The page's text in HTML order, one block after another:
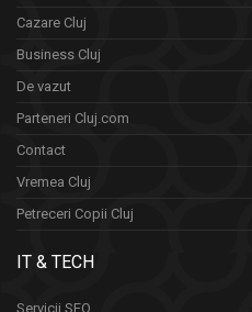
Cazare Cluj
Business Cluj
De vazut
Parteneri Cluj.com
Contact
Vremea Cluj
Petreceri Copii Cluj
IT & TECH
Servicii SEO